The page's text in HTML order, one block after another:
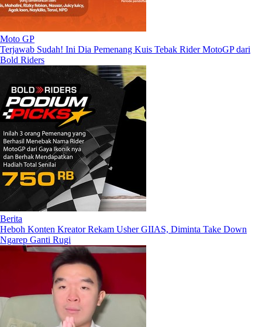
Moto GP
Terjawab Sudah! Ini Dia Pemenang Kuis Tebak Rider MotoGP dari
Bold Riders
Berita
Heboh Konten Kreator Rekam Usher GIIAS, Diminta Take Down
Ngarep Ganti Rugi